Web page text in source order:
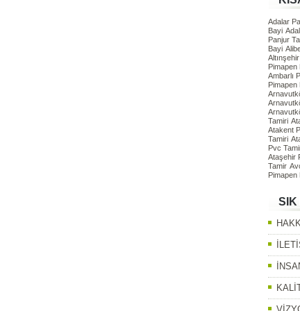
Adalar
Bayi
Panjur
Bayi
Pimapen
Ambarlı
Pimapen
Tamiri
Atakent
Tamiri
Pvc
Ataşehir
Tamir
Pimapen
SIK